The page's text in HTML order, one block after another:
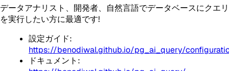
データアナリスト、開発者、自然言語でデータベースにクエリ
を実行したい方に最適です!
設定ガイド:
https://benodiwal.github.io/pg_ai_query/
ドキュメント: